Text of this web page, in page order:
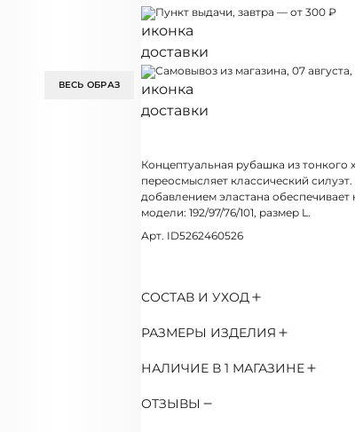
ВЕСЬ ОБРАЗ
Пункт выдачи, завтра — от 300 ₽
Самовывоз из магазина, 07
Концептуальная рубашка из тонкого
переосмысляет классический силуэт.
добавлением эластана
модели: 192/97/76/101, размер L.
Арт. ID5262460526
СОСТАВ И УХОД
РАЗМЕРЫ ИЗДЕЛИЯ
НАЛИЧИЕ В 1 МАГАЗИНЕ
ОТЗЫВЫ